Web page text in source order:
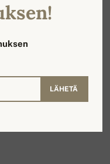
LÄHETÄ